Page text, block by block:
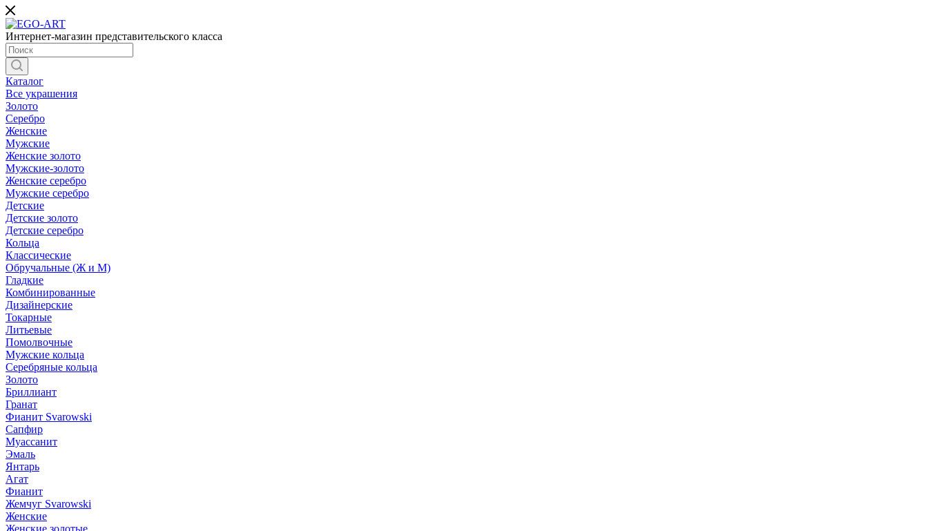
Интернет-магазин представительского класса
Каталог
Все украшения
Золото
Серебро
Женские
Мужские
Женские золото
Мужские-золото
Женские серебро
Мужские серебро
Детские
Детские золото
Детские серебро
Кольца
Классические
Обручальные (Ж и М)
Гладкие
Комбинированные
Дизайнерские
Токарные
Литьевые
Помолвочные
Мужские кольца
Серебряные кольца
Золото
Бриллиант
Гранат
Фианит Svarowski
Сапфир
Муассанит
Эмаль
Янтарь
Агат
Фианит
Жемчуг Svarowski
Женские
Женские золотые